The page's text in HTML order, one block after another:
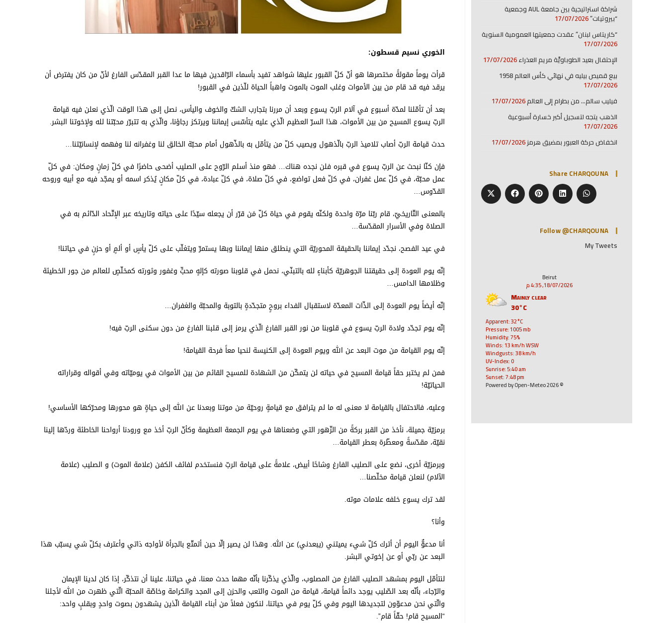
الخوري نسيم قسطون:
قرأت يوماً مقولةً مختصرها هو أنّ كلّ القبور عليها شواهد تفيد بأسماء الرّاقدين فيها ما عدا القبر المقدّس الفارغ لأنّ من كان يفترض أن
يرقد فيه قد قام من بين الأموات وغلب الموت بالموت واهباً الحياة للّذين في القبور!
بعد أن تأمّلنا لمدّة أسبوع في آلام الربّ يسوع وبعد أن مررنا بتجارب الشكّ والخوف واليأس، نصل إلى هذا الوقت الّذي نعلن فيه قيامة
الربّ يسوع المسيح من بين الأموات، هذا السرّ العظيم الّذي عليه يتأسّس إيماننا ويرتكز رجاؤنا، والّذي به تتبرّر محبّتنا لله ولإخوتنا البشر.
حدث قيامة الربّ أصاب تلاميذ الربّ بالّذهول ويصيب كلّ من يتأمّل به بالذّهول أمام محبّة الخالق لنا وغفرانه لنا وفهمه لإنسانيّتنا…
فإن كنّا نبحث عن الربّ يسوع في قبره فلن نجده هناك… فهو منذ أسلم الرّوح على الصليب أضحى حاضرًا في كلّ زمانٍ ومكان: في كلّ
عمل محبّة، في كلّ عمل غفران، في كلّ فعل تواضع، في كلّ صلاة، في كلّ عبادة، في كلّ مكانٍ يُذكر اسمه أو يمجّد فيه مع أبيه وروحه
القدّوس…
بالمعنى التّاريخيّ، قام ربّنا مرّة واحدة ولكنّه يقوم في حياة كلّ مَن قرّر أن يجعله سيّدًا على حياته وتاريخه عبر الإتّحاد الدّائم به في
الصلاة وفي الأسرار المقدّسة…
في عيد الفصح، نجدّد إيماننا بالحقيقة المحوريّة التي ينطلق منها إيماننا وبها يستمرّ ويتغلّب على كلّ يأسٍ أو ألمٍ أو حزنٍ في حياتنا!
إنّه يوم العودة إلى حقيقتنا الجوهريّة كأبناءٍ لله بالتبنّي، نحمل في قلوبنا صورته كإلهٍ محبٍّ وغفور وثورته كمخلّصٍ للعالم من جور الخطيئة
وظلامها الدامس…
إنّه أيضاً يوم العودة إلى الذّات المعدّة لاستقبال الفداء بروحٍ متجدّدةٍ بالتوبة والمحبّة والغفران…
إنّه يوم تجدّد ولادة الربّ يسوع في قلوبنا من نور القبر الفارغ الّذي يرمز إلى قلبنا الفارغ من دون سكنى الربّ فيه!
إنّه يوم القيامة من موت البعد عن الله ويوم العودة إلى الكنيسة لنحيا معاً فرحة القيامة!
فمن لم يختبر حقاً قيامة المسيح في حياته لن يتمكّن من الشهادة للمسيح القائم من بين الأموات في يوميّاته وفي أقواله وقراراته
الحياتيّة!
وعليه، فالاحتفال بالقيامة لا معنى له ما لم يترافق مع قيامةٍ روحيّة من موتنا وبعدنا عن الله إلى حياةٍ هو محورها ومحرّكها الأساسي!
برمزيّة جميلة، نأخذ من القبر بركةً من الزّهور التي وضعناها في يوم الجمعة العظيمة وكأنّ الربّ أخذ مع ورودنا أرواحنا الخاطئة وردّها إلينا
نقيّة، مقدّسةً ومعطّرة بعطر القيامة…
وبرمزيّة أخرى، نضع على الصليب الفارغ وشاحًا أبيض، علامةً على قيامة الربّ فنستخدم لفائف الكفن (علامة الموت) و الصليب (علامة
الآلام) لنعلن قيامة مخلّصنا…
لقد ترك يسوع خلفه علامات موته.
وأنا؟
أنا مدعوٌّ اليوم أن أترك كلّ شيء يميتني (يبعدني) عن الله. وهذا لن يصير إلّا حين أتمتّع بالجرأة لأواجه ذاتي وأعترف بكلّ شي يسبّب هذا
البعد عن ربّي أو عن إخوتي البشر.
لنتأمّل اليوم بمشهد الصليب الفارغ من المصلوب، والّذي يذكّرنا بأنّه مهما حدث معنا، في حياتنا، علينا أن نتذكّر، إذا كان لدينا الإيمان
والرّجاء، بأنّه بعد الصّليب يوجد دائماً قيامة، قيامة من الموت والتعب والحزن إلى المجد والكرامة وخاصّة المحبّة الّتي ظهرت من الله لأجلنا
والّتي نحن مدعوّون لتجديدها اليوم وفي كلّ يوم في حياتنا، لنكون فعلاً من أبناء القيامة الّذين يشهدون بصوت واحدٍ وبقلبٍ واحد:
“المسيح قام! حقّاً قام”.
شراكة استراتيجية بين جامعة AUL وجمعية
“بيروتيات”17/07/2026
“كاريتاس لبنان” عقدت جمعيتها العمومية السنوية
17/07/2026
الإحتفال بعيد الطوباويَّة مريم العذراء17/07/2026
بيع قميص بيليه في نهائي كأس العالم 1958
17/07/2026
فيليب سالم… من بطرام إلى العالم17/07/2026
الذهب يتجه لتسجيل أكبر خسارة أسبوعية
17/07/2026
انخفاض حركة العبور بمضيق هرمز17/07/2026
Share CHARQOUNA
Follow @CHARQOUNA
My Tweets
Beirut
18/07/2026, 4:35 م
Mainly clear
30°C
Apparent: 32°C
Pressure: 1005 mb
Humidity: 75%
Winds: 13 km/h WSW
Windgusts: 38 km/h
UV-Index: 0
Sunrise: 5:40 am
Sunset: 7:48 pm
© 2026 Powered by Open-Meteo